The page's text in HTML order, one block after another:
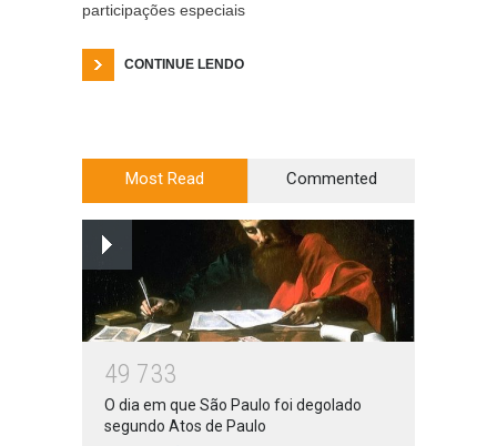
participações especiais
CONTINUE LENDO
Most Read Commented
49 733
O dia em que São Paulo foi degolado
segundo Atos de Paulo